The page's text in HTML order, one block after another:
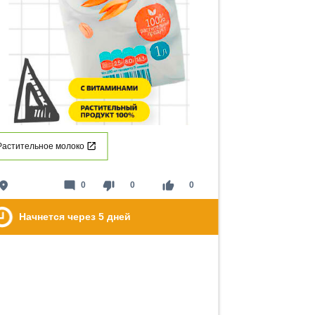
молоко
place thumb_down 0 thumb_up 0
mode_comment 0
Начнется через 5 дней